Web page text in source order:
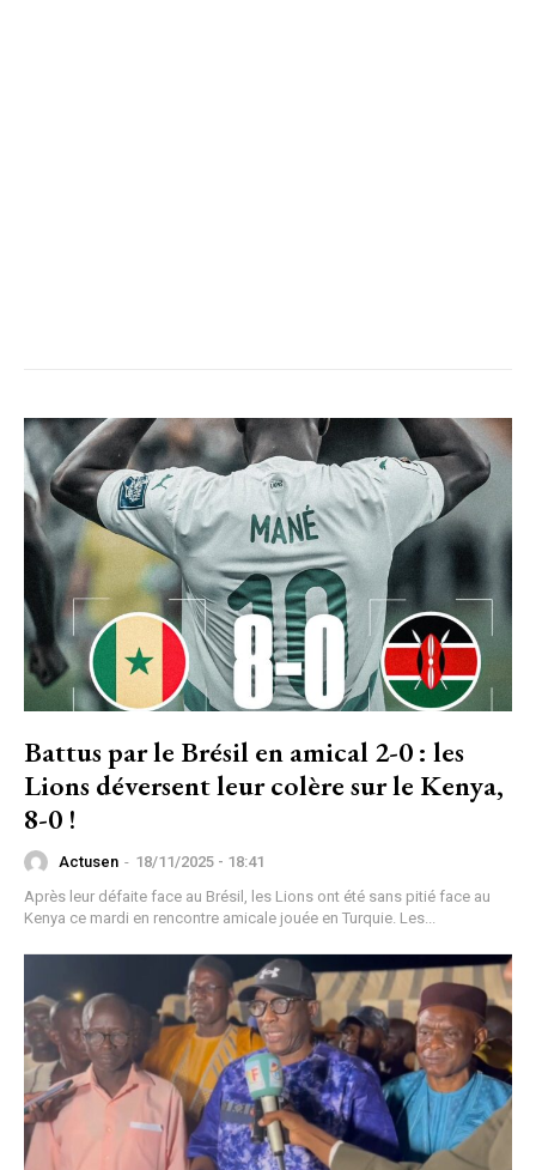
Battus par le Brésil en amical 2-0 : les
Lions déversent leur colère sur le Kenya,
8-0 !
Actusen - 18/11/2025 - 18:41
Après leur défaite face au Brésil, les Lions ont été sans pitié face au
Kenya ce mardi en rencontre amicale jouée en Turquie. Les...